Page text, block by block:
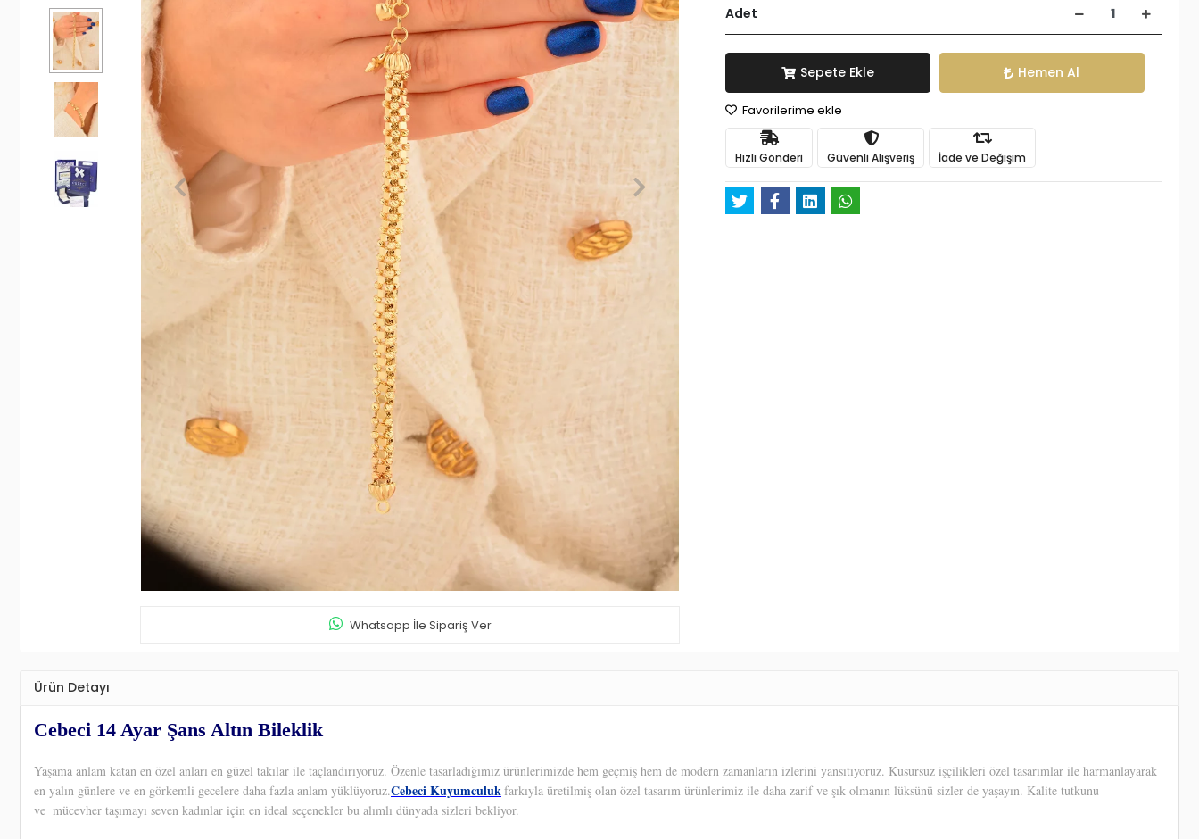
Whatsapp İle Sipariş Ver
Adet
Sepete Ekle Hemen Al
Favorilerime ekle
Hızlı Gönderi Güvenli Alışveriş İade ve Değişim
Ürün Detayı
Cebeci 14 Ayar Şans Altın Bileklik
Yaşama anlam katan en özel anları en güzel takılar ile taçlandırıyoruz. Özenle tasarladığımız ürünlerimizde hem geçmiş hem de modern zamanların izlerini yansıtıyoruz. Kusursuz işçilikleri özel tasarımlar ile harmanlayarak
en yalın günlere ve en görkemli gecelere daha fazla anlam yüklüyoruz.Cebeci Kuyumculukfarkıyla üretilmiş olan özel tasarım ürünlerimiz ile daha zarif ve şık olmanın lüksünü sizler de yaşayın. Kalite tutkunu
ve mücevher taşımayı seven kadınlar için en ideal seçenekler bu alımlı dünyada sizleri bekliyor.